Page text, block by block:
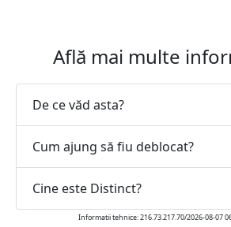
Află mai multe
De ce văd asta?
Cum ajung să fiu deblocat?
Cine este Distinct?
Informatii tehnice: 216.73.217.70/2026-08-07